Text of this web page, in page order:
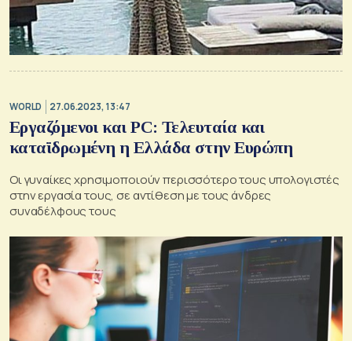
WORLD 27.06.2023, 13:47
Εργαζόμενοι και PC: Τελευταία και
καταϊδρωμένη η Ελλάδα στην Ευρώπη
Οι γυναίκες χρησιμοποιούν περισσότερο τους υπολογιστές
στην εργασία τους, σε αντίθεση με τους άνδρες
συναδέλφους τους